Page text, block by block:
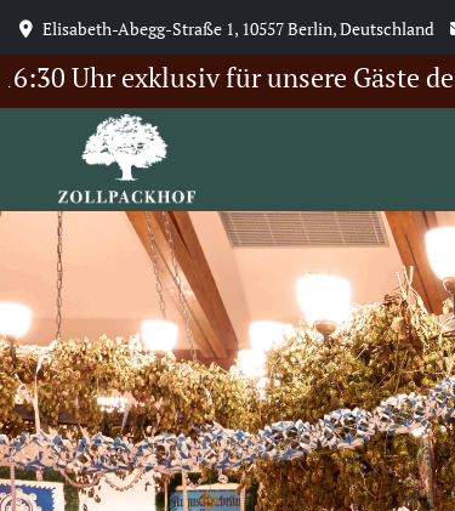
Elisabeth-Abegg-Straße 1, 10557 Berlin, Deutschland
exklusiv für unsere Gäste des